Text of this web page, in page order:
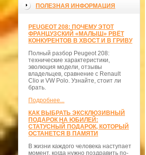
ПОЛЕЗНАЯ ИНФОРМАЦИЯ
PEUGEOT 208: ПОЧЕМУ ЭТОТ
ФРАНЦУЗСКИЙ «МАЛЫШ» РВЁТ
КОНКУРЕНТОВ В ХВОСТ И В ГРИВУ
Полный разбор Peugeot 208:
технические характеристики,
эволюция модели, отзывы
владельцев, сравнение с Renault
Clio и VW Polo. Узнайте, стоит ли
брать.
Подробнее...
КАК ВЫБРАТЬ ЭКСКЛЮЗИВНЫЙ
ПОДАРОК НА ЮБИЛЕЙ:
СТАТУСНЫЙ ПОДАРОК, КОТОРЫЙ
ОСТАНЕТСЯ В ПАМЯТИ
В жизни каждого человека наступает
момент, когда нужно поздравить по-